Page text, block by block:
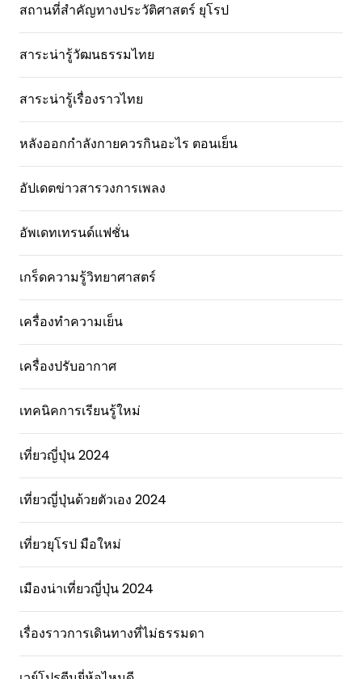
สถานที่สําคัญทางประวัติศาสตร์ ยุโรป
สาระน่ารู้วัฒนธรรมไทย
สาระน่ารู้เรื่องราวไทย
หลังออกกําลังกายควรกินอะไร ตอนเย็น
อัปเดตข่าวสารวงการเพลง
อัพเดทเทรนด์แฟชั่น
เกร็ดความรู้วิทยาศาสตร์
เครื่องทำความเย็น
เครื่องปรับอากาศ
เทคนิคการเรียนรู้ใหม่
เที่ยวญี่ปุ่น 2024
เที่ยวญี่ปุ่นด้วยตัวเอง 2024
เที่ยวยุโรป มือใหม่
เมืองน่าเที่ยวญี่ปุ่น 2024
เรื่องราวการเดินทางที่ไม่ธรรมดา